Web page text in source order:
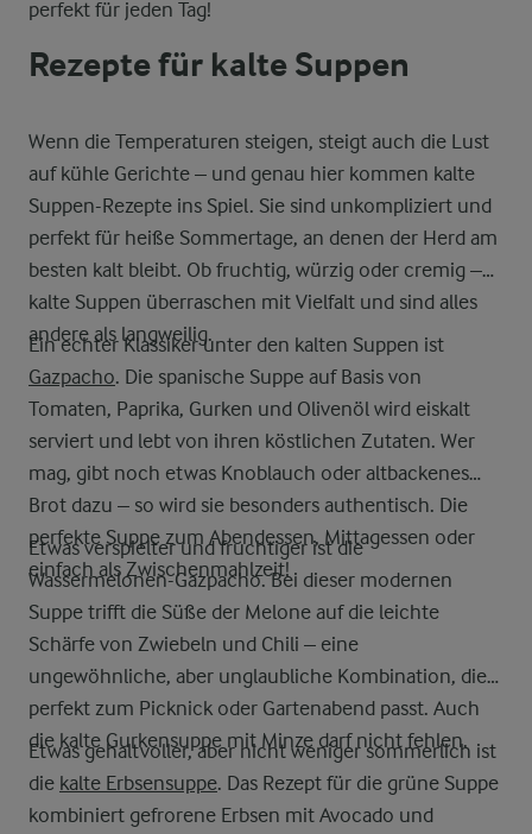
perfekt für jeden Tag!
Rezepte für kalte Suppen
Wenn die Temperaturen steigen, steigt auch die Lust
auf kühle Gerichte – und genau hier kommen kalte
Suppen-Rezepte ins Spiel. Sie sind unkompliziert und
perfekt für heiße Sommertage, an denen der Herd am
besten kalt bleibt. Ob fruchtig, würzig oder cremig –
kalte Suppen überraschen mit Vielfalt und sind alles
andere als langweilig.
Ein echter Klassiker unter den kalten Suppen ist
Gazpacho. Die spanische Suppe auf Basis von
Tomaten, Paprika, Gurken und Olivenöl wird eiskalt
serviert und lebt von ihren köstlichen Zutaten. Wer
mag, gibt noch etwas Knoblauch oder altbackenes
Brot dazu – so wird sie besonders authentisch. Die
perfekte Suppe zum Abendessen, Mittagessen oder
einfach als Zwischenmahlzeit!
Etwas verspielter und fruchtiger ist die
Wassermelonen-Gazpacho. Bei dieser modernen
Suppe trifft die Süße der Melone auf die leichte
Schärfe von Zwiebeln und Chili – eine
ungewöhnliche, aber unglaubliche Kombination, die
perfekt zum Picknick oder Gartenabend passt. Auch
die kalte Gurkensuppe mit Minze darf nicht fehlen.
Etwas gehaltvoller, aber nicht weniger sommerlich ist
die kalte Erbsensuppe. Das Rezept für die grüne Suppe
kombiniert gefrorene Erbsen mit Avocado und